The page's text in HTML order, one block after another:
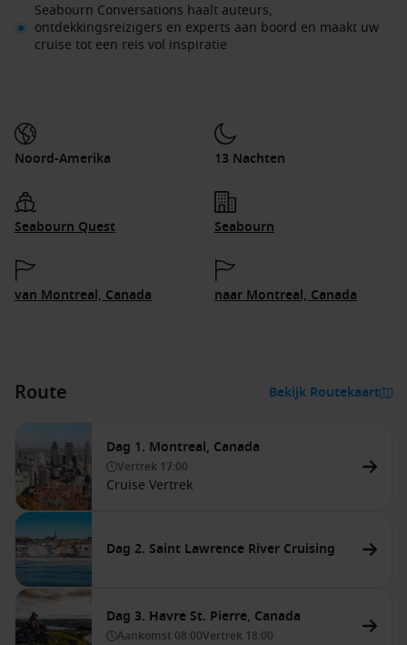
Seabourn Conversations haalt auteurs,
ontdekkingsreizigers en experts aan boord en maakt uw
cruise tot een reis vol inspiratie
Noord-Amerika 13 Nachten
Seabourn Quest Seabourn
van Montreal, Canada naar Montreal, Canada
Route Bekijk Routekaart
Dag 1. Montreal, Canada
Vertrek 17:00
Cruise Vertrek
Dag 2. Saint Lawrence River Cruising
Dag 3. Havre St. Pierre, Canada
Aankomst 08:00Vertrek 18:00